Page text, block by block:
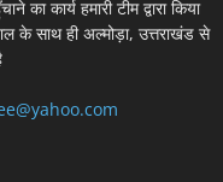
कार्य हमारी टीम द्वारा किया
के साथ ही अल्मोड़ा, उत्तराखंड से